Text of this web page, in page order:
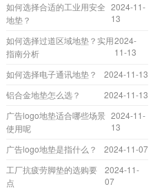
如何选择合适的工业用安全
地垫？
2024-11-
13
如何选择过道区域地垫？实用
指南分析
2024-
11-13
如何选择电子通讯地垫？
2024-11-13
铝合金地垫怎么选？
2024-11-13
广告logo地垫适合哪些场景
使用呢
2024-11-
13
广告logo地垫是指什么？
2024-11-07
工厂抗疲劳脚垫的选购要
点
2024-11-
07